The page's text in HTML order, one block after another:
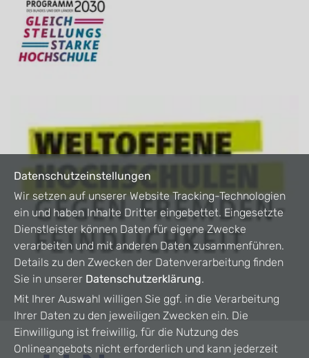
Datenschutzeinstellungen
Wir setzen auf unserer Website Tracking-Technologien
ein und haben Inhalte Dritter eingebettet. Eingesetzte
Dienstleister können Daten für eigene Zwecke
verarbeiten und mit anderen Daten zusammenführen.
Details zu den Zwecken der Datenverarbeitung finden
Sie in unserer Datenschutzerklärung.
Mit Ihrer Auswahl willigen Sie ggf. in die Verarbeitung
Ihrer Daten zu den jeweiligen Zwecken ein. Die
Einwilligung ist freiwillig, für die Nutzung des
Onlineangebots nicht erforderlich und kann jederzeit